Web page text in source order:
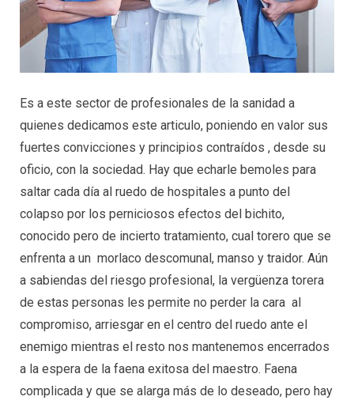
Es a este sector de profesionales de la sanidad a
quienes dedicamos este articulo, poniendo en valor sus
fuertes convicciones y principios contraídos , desde su
oficio, con la sociedad. Hay que echarle bemoles para
saltar cada día al ruedo de hospitales a punto del
colapso por los perniciosos efectos del bichito,
conocido pero de incierto tratamiento, cual torero que se
enfrenta a un morlaco descomunal, manso y traidor. Aún
a sabiendas del riesgo profesional, la vergüenza torera
de estas personas les permite no perder la cara al
compromiso, arriesgar en el centro del ruedo ante el
enemigo mientras el resto nos mantenemos encerrados
a la espera de la faena exitosa del maestro. Faena
complicada y que se alarga más de lo deseado, pero hay